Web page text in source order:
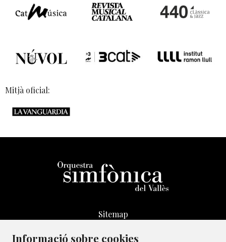
Mitjà oficial:
Sitemap
Informació sobre cookies